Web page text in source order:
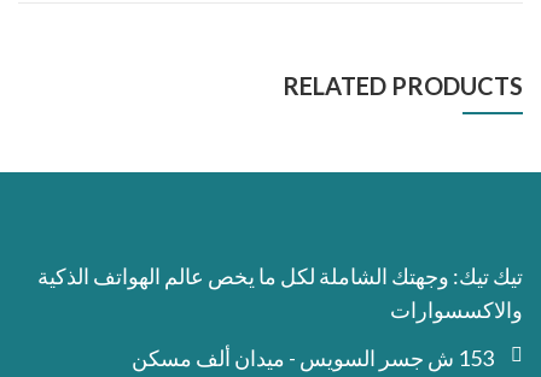
RELATED PRODUCTS
تيك تيك: وجهتك الشاملة لكل ما يخص عالم الهواتف الذكية
والاكسسوارات
153 ش جسر السويس - ميدان ألف مسكن